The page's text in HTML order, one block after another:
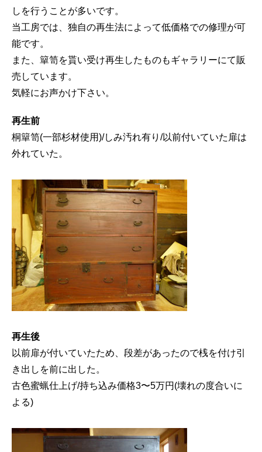
しを行うことが多いです。
当工房では、独自の再生法によって低価格での修理が可
能です。
また、簞笥を貰い受け再生したものもギャラリーにて販
売しています。
気軽にお声かけ下さい。
再生前
桐簞笥(一部杉材使用)/しみ汚れ有り/以前付いていた扉は
外れていた。
再生後
以前扉が付いていたため、段差があったので桟を付け引
き出しを前に出した。
古色蜜蝋仕上げ/持ち込み価格3〜5万円(壊れの度合いに
よる)